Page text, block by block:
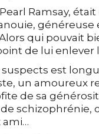
Ramsay,
généreuse
qui pouvait
de lui enlever
suspects est
un amoureux
de sa
schizophrénie,
ami…